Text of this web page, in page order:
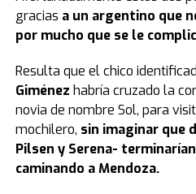
gracias a un argentino que
por mucho que se le
Resulta que el chico
Giménez habría cruzado la
novia de nombre Sol, para
mochilero, sin imaginar que
Pilsen y Serena-
caminando a Mendoza.